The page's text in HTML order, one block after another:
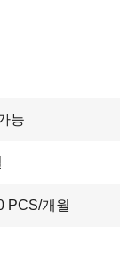
능
PCS/개월